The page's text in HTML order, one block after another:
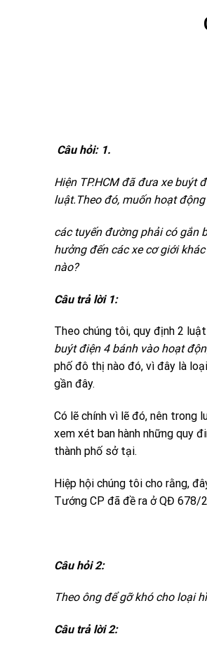
Câu hỏi: 1.
Hiện TP.HCM đã đưa xe buýt
luật.Theo đó, muốn hoạt
các tuyến đường phải có gắn
hưởng đến các xe cơ giới
nào?
Câu trả lời 1:
Theo chúng tôi, quy định 2
buýt điện 4 bánh vào hoạt
phố đô thị nào đó, vì đây là
gần đây.
Có lẽ chính vì lẽ đó, nên trong
xem xét ban hành những quy
thành phố sở tại.
Hiệp hội chúng tôi cho rằng,
Tướng CP đã đề ra ở QĐ 678/
Câu hỏi 2:
Theo ông để gỡ khó cho loại
Câu trả lời 2: